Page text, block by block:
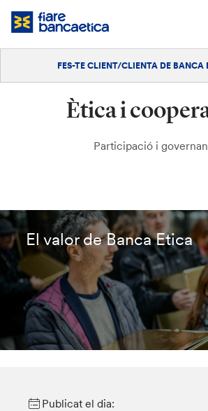
Salta
Iniciar sessió
Fes-te'n client/clienta
FES-TE CLIENT/CLIENTA DE BANCA
Ètica i
Participació i
El valor de Banca Etica
Publicat el dia: